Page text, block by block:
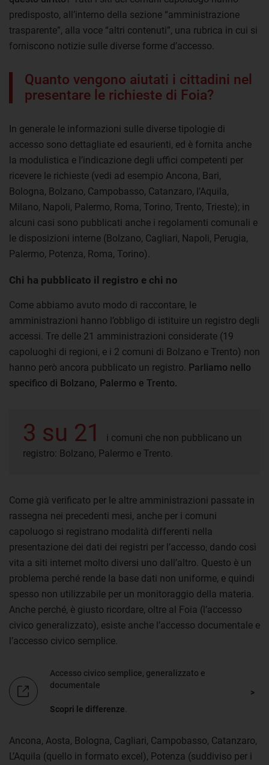
predisposto, all’interno della sezione “amministrazione
trasparente”, alla voce “altri contenuti”, una rubrica in cui si
forniscono notizie sulle diverse forme d’accesso.
Quanto vengono aiutati i cittadini nel
presentare le richieste di Foia?
In generale le informazioni sulle diverse tipologie di
accesso sono dettagliate ed esaurienti, ed è fornita anche
la modulistica e l’indicazione degli uffici competenti per
ricevere le richieste (vedi ad esempio Ancona, Bari,
Bologna, Bolzano, Campobasso, Catanzaro, l’Aquila,
Milano, Napoli, Palermo, Roma, Torino, Trento, Trieste); in
alcuni casi sono pubblicati anche i regolamenti comunali e
le disposizioni interne (Bolzano, Cagliari, Napoli, Perugia,
Palermo, Potenza, Roma, Torino).
Chi ha pubblicato il registro e chi no
Come abbiamo avuto modo di raccontare, le
amministrazioni hanno l’obbligo di istituire un registro degli
accessi. Tre delle 21 amministrazioni considerate (19
capoluoghi di regioni, e i 2 comuni di Bolzano e Trento) non
hanno però ancora pubblicato un registro. Parliamo nello
specifico di Bolzano, Palermo e Trento.
3 su 21
i comuni che non pubblicano un
registro: Bolzano, Palermo e Trento.
Come già verificato per le altre amministrazioni passate in
rassegna nei precedenti mesi, anche per i comuni
capoluogo si registrano modalità differenti nella
presentazione dei dati dei registri per l’accesso, dando così
vita a siti internet molto diversi uno dall’altro. Questo è un
problema perché rende la base dati non uniforme, e quindi
spesso non utilizzabile per un monitoraggio della materia.
Anche perché, è giusto ricordare, oltre al Foia (l’accesso
civico generalizzato), esiste anche l’accesso documentale e
l’accesso civico semplice.
Accesso civico semplice, generalizzato e
documentale
Scopri le differenze
Ancona, Aosta, Bologna, Cagliari, Campobasso, Catanzaro,
L’Aquila (quello in formato excel), Potenza (suddiviso per i